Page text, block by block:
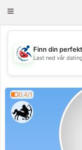
Toggle
💖
Finn din
Last ned vår
0.4/1